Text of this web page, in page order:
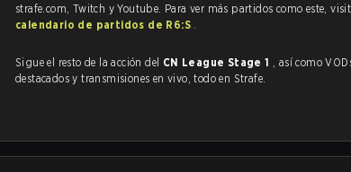
strafe.com, Twitch y Youtube. Para ver más partidos como este,
calendario de partidos de R6:S .
Sigue el resto de la acción del CN League Stage 1 , así como VODs,
destacados y transmisiones en vivo, todo en Strafe.